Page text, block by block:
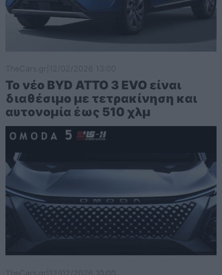
Το νέο BYD ATTO 3 EVO είναι
διαθέσιμο με τετρακίνηση και
αυτονομία έως 510 χλμ